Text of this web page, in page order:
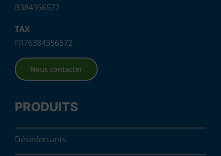
B384356572
TAX
FR76384356572
Nous contacter
PRODUITS
Désinfectants